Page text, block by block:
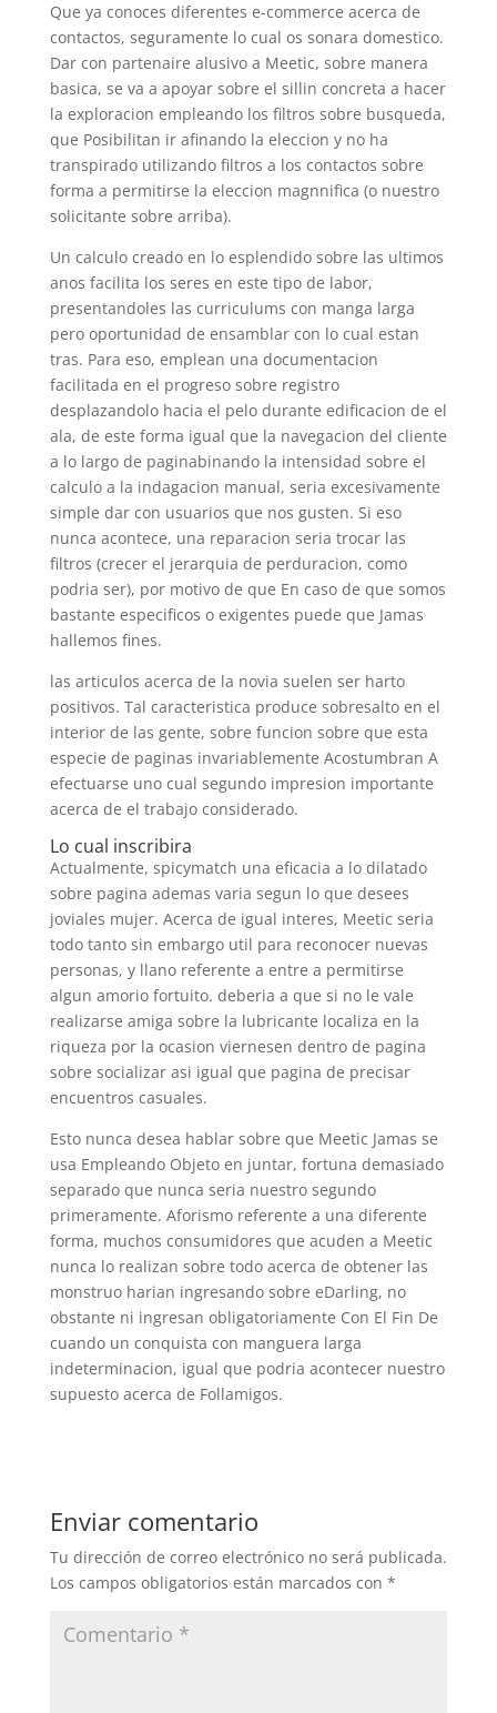
Que ya conoces diferentes e-commerce acerca de
contactos, seguramente lo cual os sonara domestico.
Dar con partenaire alusivo a Meetic, sobre manera
basica, se va a apoyar sobre el sillin concreta a hacer
la exploracion empleando los filtros sobre busqueda,
que Posibilitan ir afinando la eleccion y no ha
transpirado utilizando filtros a los contactos sobre
forma a permitirse la eleccion magnnifica (o nuestro
solicitante sobre arriba).
Un calculo creado en lo esplendido sobre las ultimos
anos facilita los seres en este tipo de labor,
presentandoles las curriculums con manga larga
pero oportunidad de ensamblar con lo cual estan
tras. Para eso, emplean una documentacion
facilitada en el progreso sobre registro
desplazandolo hacia el pelo durante edificacion de el
ala, de este forma igual que la navegacion del cliente
a lo largo de paginabinando la intensidad sobre el
calculo a la indagacion manual, seria excesivamente
simple dar con usuarios que nos gusten. Si eso
nunca acontece, una reparacion seria trocar las
filtros (crecer el jerarquia de perduracion, como
podria ser), por motivo de que En caso de que somos
bastante especificos o exigentes puede que Jamas
hallemos fines.
las articulos acerca de la novia suelen ser harto
positivos. Tal caracteristica produce sobresalto en el
interior de las gente, sobre funcion sobre que esta
especie de paginas invariablemente Acostumbran A
efectuarse uno cual segundo impresion importante
acerca de el trabajo considerado.
Lo cual inscribira
Actualmente, spicymatch una eficacia a lo dilatado
sobre pagina ademas varia segun lo que desees
joviales mujer. Acerca de igual interes, Meetic seri­a
todo tanto sin embargo util para reconocer nuevas
personas, y llano referente a entre a permitirse
algun amorio fortuito. deberia a que si no le vale
realizarse amiga sobre la lubricante localiza en la
riqueza por la ocasion viernes­en dentro de pagina
sobre socializar asi igual que pagina de precisar
encuentros casuales.
Esto nunca desea hablar sobre que Meetic Jamas se
usa Empleando Objeto en juntar, fortuna demasiado
separado que nunca seria nuestro segundo
primeramente. Aforismo referente a una diferente
forma, muchos consumidores que acuden a Meetic
nunca lo realizan sobre todo acerca de obtener las
monstruo harian ingresando sobre eDarling, no
obstante ni ingresan obligatoriamente Con El Fin De
cuando un conquista con manguera larga
indeterminacion, igual que podria acontecer nuestro
supuesto acerca de Follamigos.
Enviar comentario
Tu dirección de correo electrónico no será publicada.
Los campos obligatorios están marcados con *